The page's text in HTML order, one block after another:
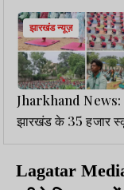
झारखंड न्यूज़
Jharkhand News:
झारखंड के 35 हजार
मनाया गया 12वां
योग दिवस
Lagatar